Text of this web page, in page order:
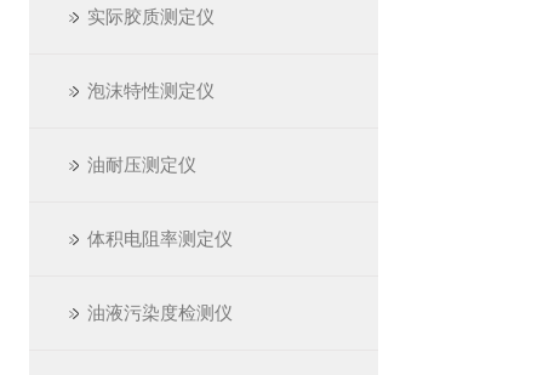
实际胶质测定仪
泡沫特性测定仪
油耐压测定仪
体积电阻率测定仪
油液污染度检测仪